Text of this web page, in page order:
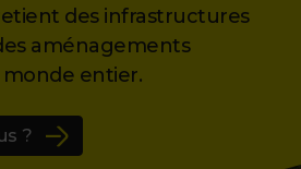
des infrastructures
aménagements
monde entier.
?